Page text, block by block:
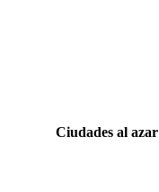
Ciudades al azar